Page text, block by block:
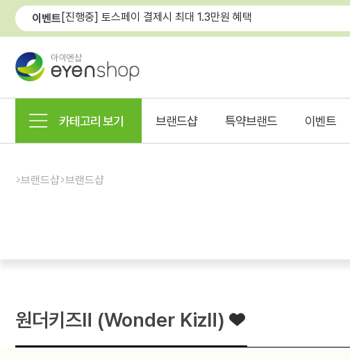
이벤트 [진행중] 토스페이 결제시 최대 1.3만원 혜택
카테고리 보기 브랜드샵 특약브랜드 이벤트
브랜드샵 브랜드샵
원더키즈Ⅱ (Wonder KizⅡ)